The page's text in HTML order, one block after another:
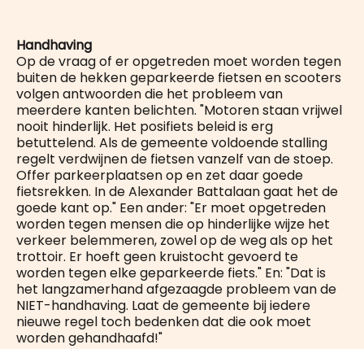
Handhaving
Op de vraag of er opgetreden moet worden tegen
buiten de hekken geparkeerde fietsen en scooters
volgen antwoorden die het probleem van
meerdere kanten belichten. "Motoren staan vrijwel
nooit hinderlijk. Het posifiets beleid is erg
betuttelend. Als de gemeente voldoende stalling
regelt verdwijnen de fietsen vanzelf van de stoep.
Offer parkeerplaatsen op en zet daar goede
fietsrekken. In de Alexander Battalaan gaat het de
goede kant op." Een ander: "Er moet opgetreden
worden tegen mensen die op hinderlijke wijze het
verkeer belemmeren, zowel op de weg als op het
trottoir. Er hoeft geen kruistocht gevoerd te
worden tegen elke geparkeerde fiets." En: "Dat is
het langzamerhand afgezaagde probleem van de
NIET-handhaving. Laat de gemeente bij iedere
nieuwe regel toch bedenken dat die ook moet
worden gehandhaafd!"